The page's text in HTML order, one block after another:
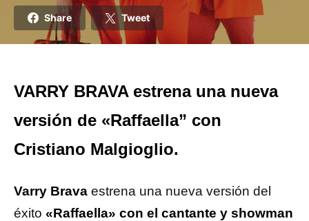
Share Tweet
VARRY BRAVA estrena una nueva
versión de «Raffaella” con
Cristiano Malgioglio.
Varry Brava estrena una nueva versión del
éxito «Raffaella» con el cantante y showman